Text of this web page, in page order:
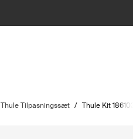
Thule Tilpasningssæt / Thule Kit